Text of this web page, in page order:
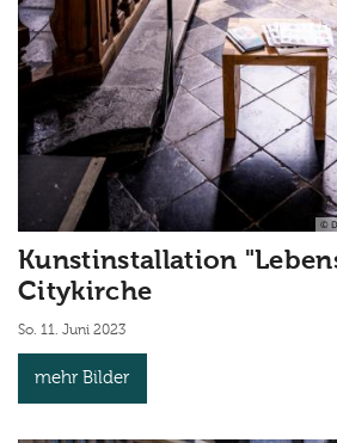
©
Kunstinstallation
Citykirche
So. 11. Juni 2023
mehr Bilder